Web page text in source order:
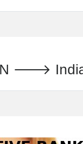
🡒 India :